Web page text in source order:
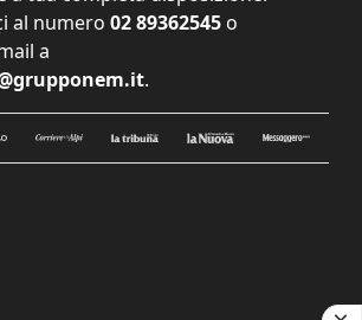
al numero 02 89362545 o
a
.